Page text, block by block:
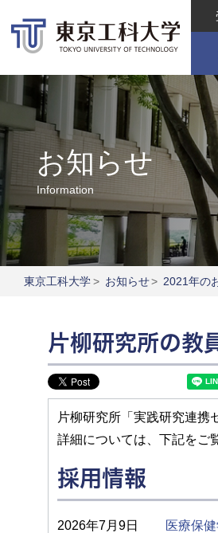
お知らせ
Information
東京工科大学> お知らせ> 2021年の
片柳研究所の教
片柳研究所「実践研究連携
詳細については、下記をご
採用情報
2026年7月9日 医療保